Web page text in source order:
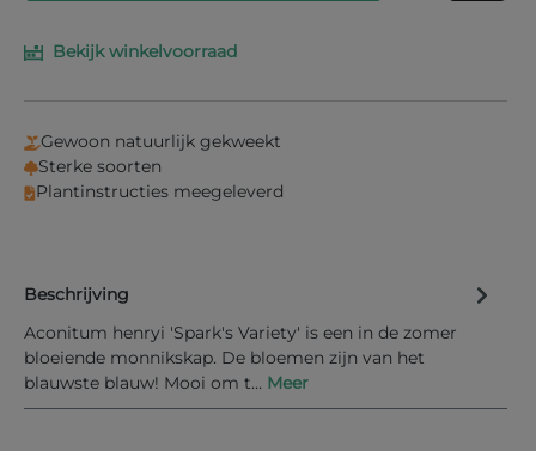
Vul je e-mailadres in het onderstaande veld in en
voorraad is.
Informeer mij bij nieuwe voorraad
Bekijk winkelvoorraad
Gewoon natuurlijk gekweekt
Sterke soorten
Plantinstructies meegeleverd
Beschrijving
Aconitum henryi 'Spark's Variety' is een in de zomer
bloeiende monnikskap. De bloemen zijn van het
blauwste blauw! Mooi om t… Meer